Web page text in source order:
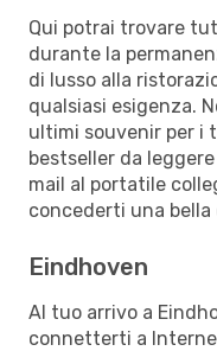
Qui potrai trovare
durante la
di lusso alla
qualsiasi esigenza.
ultimi souvenir per i
bestseller da
mail al portatile
concederti una
Eindhoven
Al tuo arrivo a
connetterti a